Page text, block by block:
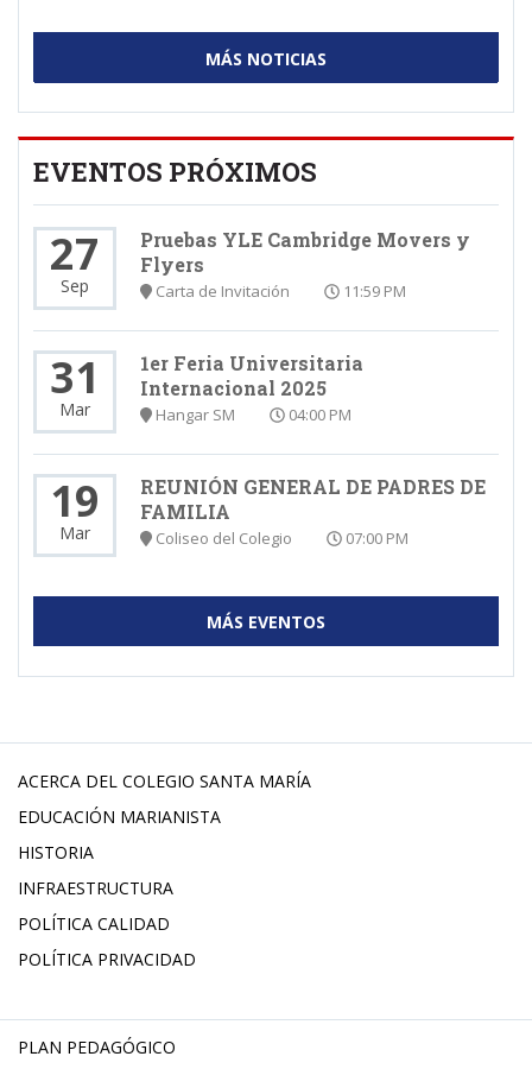
MÁS NOTICIAS
EVENTOS PRÓXIMOS
27
Sep
Pruebas YLE Cambridge Movers y
Flyers
Carta de Invitación 11:59 PM
31
Mar
1er Feria Universitaria
Internacional 2025
Hangar SM 04:00 PM
19
Mar
REUNIÓN GENERAL DE PADRES DE
FAMILIA
Coliseo del Colegio 07:00 PM
MÁS EVENTOS
ACERCA DEL COLEGIO SANTA MARÍA
EDUCACIÓN MARIANISTA
HISTORIA
INFRAESTRUCTURA
POLÍTICA CALIDAD
POLÍTICA PRIVACIDAD
PLAN PEDAGÓGICO